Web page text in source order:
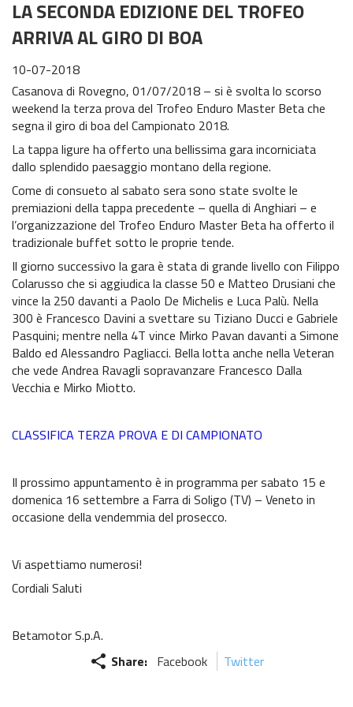
Trofeo Airoh Cross Test
X-CUP Motocross Marketing – Galfer
Challenge KTM Enduro Major
Challenge Husqvarna Under23/Senior Enduro
Europeo Enduro
Mondiale Enduro
Talenti Azzurri FMI
ISDE
Regionale Enduro
Albo d’oro
Stagioni precedenti
Notizie sportive
Informazioni e comunicati
Recensioni e test
Informazioni e comunicati
LA SECONDA EDIZIONE DEL TROFEO
ARRIVA AL GIRO DI BOA
10-07-2018
Casanova di Rovegno, 01/07/2018 – si è svolta lo scorso
weekend la terza prova del Trofeo Enduro Master Beta che
segna il giro di boa del Campionato 2018.
La tappa ligure ha offerto una bellissima gara incorniciata
dallo splendido paesaggio montano della regione.
Come di consueto al sabato sera sono state svolte le
premiazioni della tappa precedente – quella di Anghiari – e
l’organizzazione del Trofeo Enduro Master Beta ha offerto il
tradizionale buffet sotto le proprie tende.
Il giorno successivo la gara è stata di grande livello con Filippo
Colarusso che si aggiudica la classe 50 e Matteo Drusiani che
vince la 250 davanti a Paolo De Michelis e Luca Palù. Nella
300 è Francesco Davini a svettare su Tiziano Ducci e Gabriele
Pasquini; mentre nella 4T vince Mirko Pavan davanti a Simone
Baldo ed Alessandro Pagliacci. Bella lotta anche nella Veteran
che vede Andrea Ravagli sopravanzare Francesco Dalla
Vecchia e Mirko Miotto.
CLASSIFICA TERZA PROVA E DI CAMPIONATO
Il prossimo appuntamento è in programma per sabato 15 e
domenica 16 settembre a Farra di Soligo (TV) – Veneto in
occasione della vendemmia del prosecco.
Vi aspettiamo numerosi!
Cordiali Saluti
Betamotor S.p.A.
share Share: Facebook Twitter